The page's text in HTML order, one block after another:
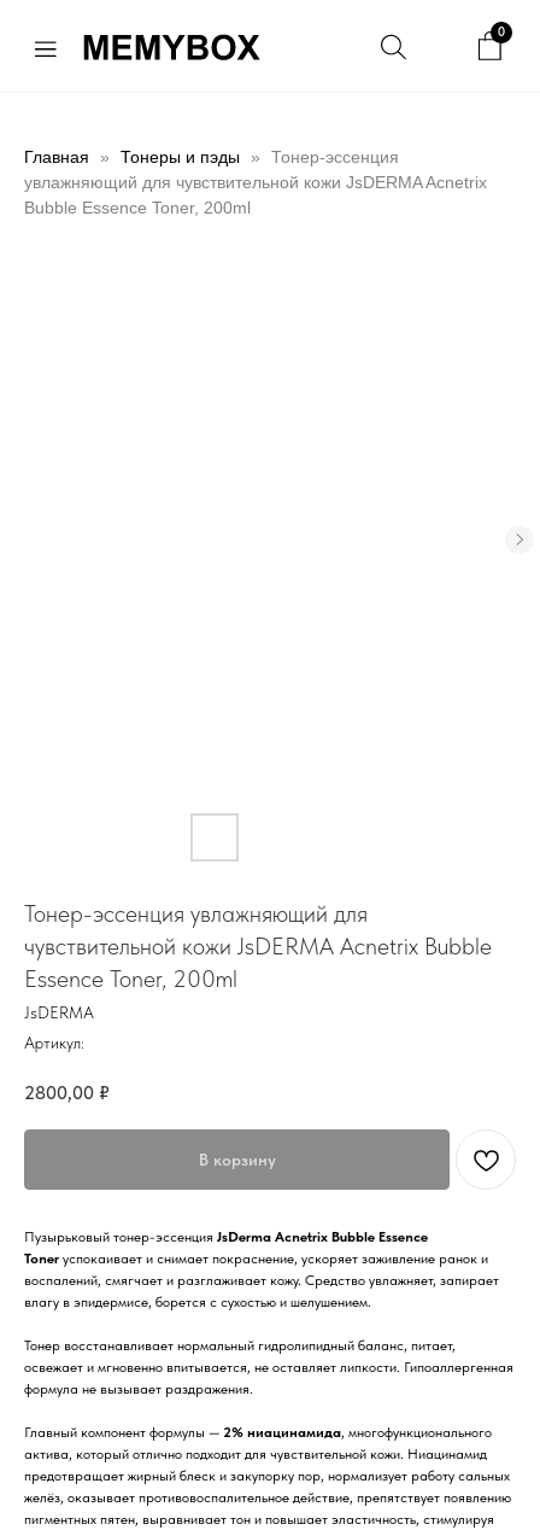
Главная Тонеры и пэды
Тонер-эссенция
увлажняющий для чувствительной кожи JsDERMA Acnetrix
Bubble Essence Toner, 200ml
Тонер-эссенция увлажняющий для
чувствительной кожи JsDERMA Acnetrix Bubble
Essence Toner, 200ml
JsDERMA
Артикул:
2800,00 ₽
В корзину
Пузырьковый тонер-эссенция JsDerma Acnetrix Bubble Essence
Toner успокаивает и снимает покраснение, ускоряет заживление ранок и
воспалений, смягчает и разглаживает кожу. Средство увлажняет, запирает
влагу в эпидермисе, борется с сухостью и шелушением.
Тонер восстанавливает нормальный гидролипидный баланс, питает,
освежает и мгновенно впитывается, не оставляет липкости. Гипоаллергенная
формула не вызывает раздражения.
Главный компонент формулы — 2% ниацинамида, многофункционального
актива, который отлично подходит для чувствительной кожи. Ниацинамид
предотвращает жирный блеск и закупорку пор, нормализует работу сальных
желёз, оказывает противовоспалительное действие, препятствует появлению
пигментных пятен, выравнивает тон и повышает эластичность, стимулируя